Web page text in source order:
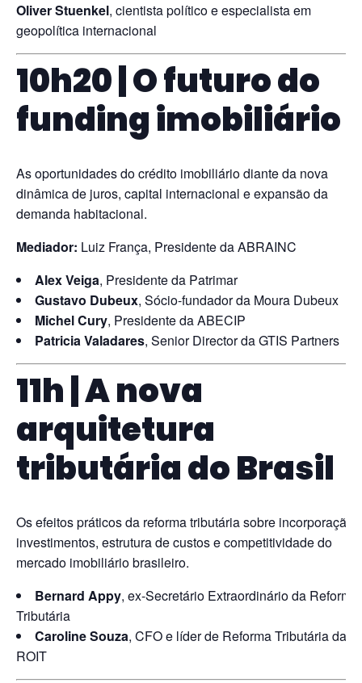
Oliver Stuenkel, cientista político e especialista em
geopolítica internacional
10h20 | O futuro do
funding imobiliário
As oportunidades do crédito imobiliário diante da nova
dinâmica de juros, capital internacional e expansão da
demanda habitacional.
Mediador: Luiz França, Presidente da ABRAINC
Alex Veiga, Presidente da Patrimar
Gustavo Dubeux, Sócio-fundador da Moura Dubeux
Michel Cury, Presidente da ABECIP
Patricia Valadares, Senior Director da GTIS Partners
11h | A nova
arquitetura
tributária do Brasil
Os efeitos práticos da reforma tributária sobre incorporação,
investimentos, estrutura de custos e competitividade do
mercado imobiliário brasileiro.
Bernard Appy, ex-Secretário Extraordinário da Reforma
Tributária
Caroline Souza, CFO e líder de Reforma Tributária da
ROIT